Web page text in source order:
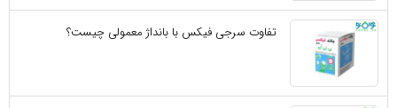
تفاوت سرجی‌ فیکس با بانداژ معمولی چیست؟